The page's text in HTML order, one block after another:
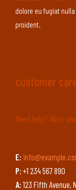
dolore eu fugiat
proident.
customer
Need help? We’re
E:
P: +1 234 567 890
A:123 Fifth Avenue,